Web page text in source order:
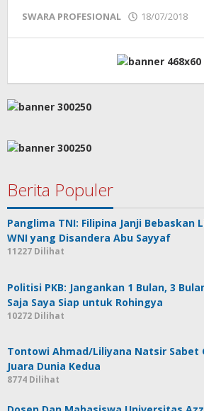
SWARA PROFESIONAL 18/07/2018
Berita Populer
Panglima TNI: Filipina Janji Bebaskan
WNI yang Disandera Abu Sayyaf
11227 Dilihat
Politisi PKB: Jangankan 1 Bulan, 3
Saja Saya Siap untuk Rohingya
10272 Dilihat
Tontowi Ahmad/Liliyana Natsir Sabet
Juara Dunia Kedua
8774 Dilihat